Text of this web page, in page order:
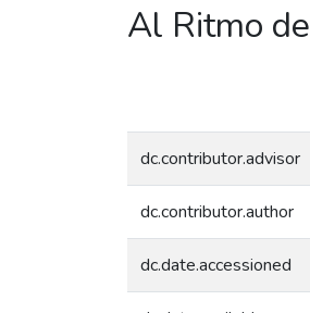
Al Ritmo
dc.contributor.advisor
dc.contributor.author
dc.date.accessioned